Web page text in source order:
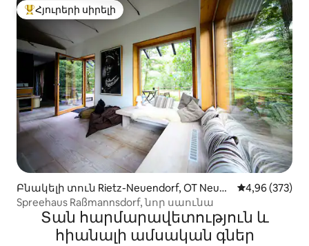
Հյուրերի սիրելի լավագույն տները
Հյուրերի սիրելի
Բնակելի տուն Rietz-Neuendorf, OT Neubr
ück-ում
Միջին
4,96 (373)
Spreehaus Raßmannsdorf, նոր սաունա
Տան հարմարավետություն և
հիանալի ամսական գներ